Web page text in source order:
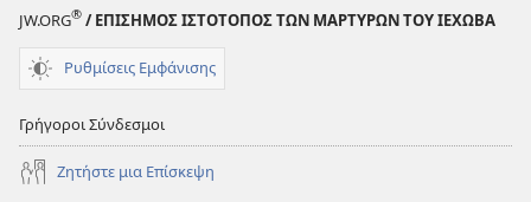
JW.ORG® / ΕΠΙΣΗΜΟΣ ΙΣΤΟΤΟΠΟΣ ΤΩΝ ΜΑΡΤΥΡΩΝ ΤΟΥ ΙΕΧΩΒΑ
Ρυθμίσεις Εμφάνισης
Γρήγοροι Σύνδεσμοι
Ζητήστε μια Επίσκεψη